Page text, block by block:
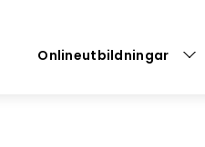
Onlineutbildningar